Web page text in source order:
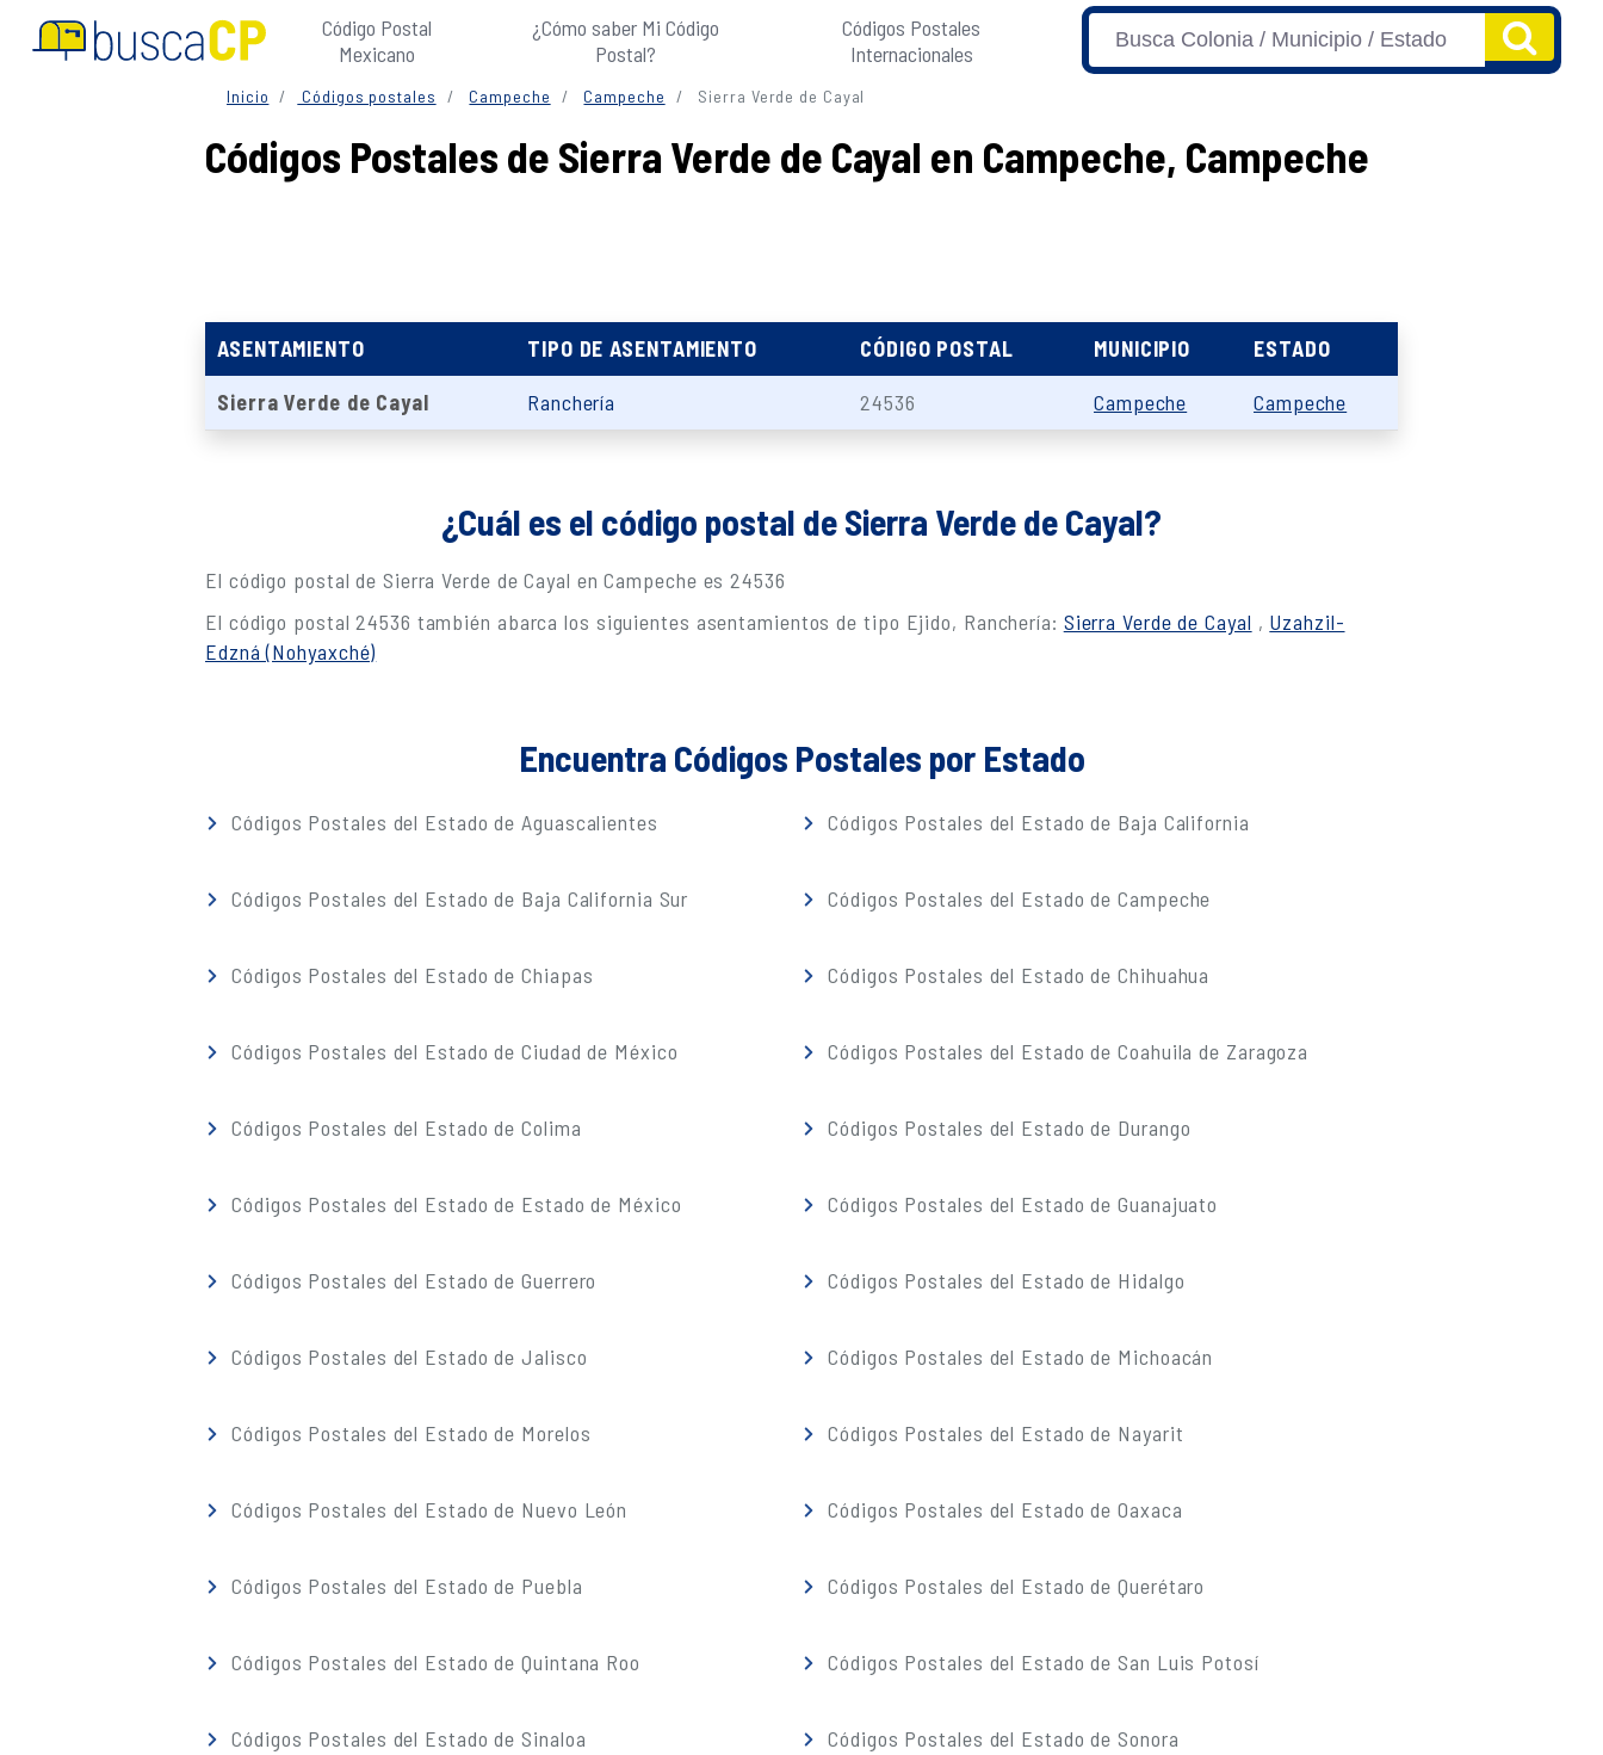
Código Postal
Mexicano
¿Cómo saber Mi Código
Postal?
Códigos Postales
Internacionales
Inicio Códigos postales Campeche Campeche Sierra Verde de Cayal
Códigos Postales de Sierra Verde de Cayal en Campeche, Campeche
ASENTAMIENTO TIPO DE ASENTAMIENTO CÓDIGO POSTAL MUNICIPIO ESTADO
Sierra Verde de Cayal Ranchería 24536 Campeche Campeche
¿Cuál es el código postal de Sierra Verde de Cayal?
El código postal de Sierra Verde de Cayal en Campeche es 24536
El código postal 24536 también abarca los siguientes asentamientos de tipo Ejido, Ranchería: Sierra Verde de Cayal , Uzahzil-
Edzná (Nohyaxché)
Encuentra Códigos Postales por Estado
Códigos Postales del Estado de Aguascalientes Códigos Postales del Estado de Baja California
Códigos Postales del Estado de Baja California Sur Códigos Postales del Estado de Campeche
Códigos Postales del Estado de Chiapas Códigos Postales del Estado de Chihuahua
Códigos Postales del Estado de Ciudad de México Códigos Postales del Estado de Coahuila de Zaragoza
Códigos Postales del Estado de Colima Códigos Postales del Estado de Durango
Códigos Postales del Estado de Estado de México Códigos Postales del Estado de Guanajuato
Códigos Postales del Estado de Guerrero Códigos Postales del Estado de Hidalgo
Códigos Postales del Estado de Jalisco Códigos Postales del Estado de Michoacán
Códigos Postales del Estado de Morelos Códigos Postales del Estado de Nayarit
Códigos Postales del Estado de Nuevo León Códigos Postales del Estado de Oaxaca
Códigos Postales del Estado de Puebla Códigos Postales del Estado de Querétaro
Códigos Postales del Estado de Quintana Roo Códigos Postales del Estado de San Luis Potosí
Códigos Postales del Estado de Sinaloa Códigos Postales del Estado de Sonora